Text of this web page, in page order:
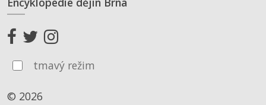
tmavý režim
© 2026